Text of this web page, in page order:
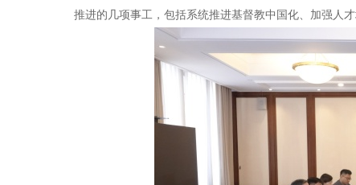
推进的几项事工，包括系统推进基督教中国化、加强人